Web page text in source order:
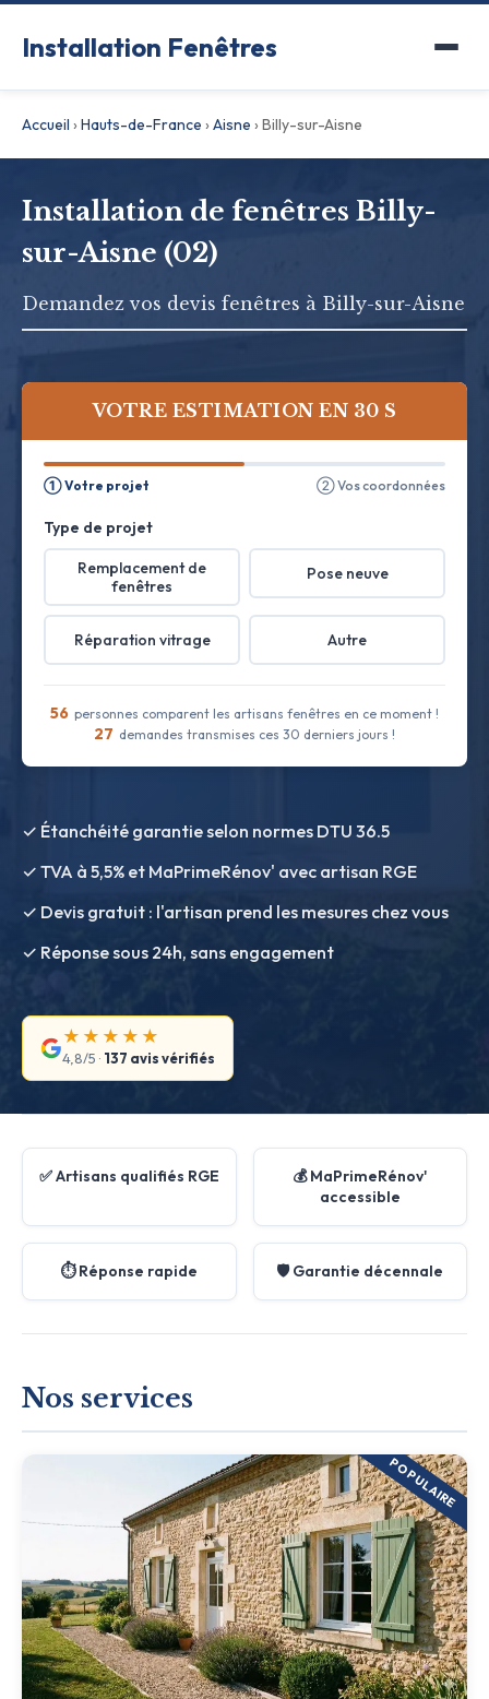
Installation Fenêtres
Accueil ›Hauts-de-France ›Aisne ›Billy-sur-Aisne
Installation de fenêtres Billy-
sur-Aisne (02)
Demandez vos devis fenêtres à Billy-sur-Aisne
VOTRE ESTIMATION EN 30 S
① Votre projet ② Vos coordonnées
Type de projet
Remplacement de
fenêtres
Pose neuve
Réparation vitrage Autre
56 personnes comparent les artisans fenêtres en ce moment !
27 demandes transmises ces 30 derniers jours !
✓ Étanchéité garantie selon normes DTU 36.5
✓ TVA à 5,5% et MaPrimeRénov' avec artisan RGE
✓ Devis gratuit : l'artisan prend les mesures chez vous
✓ Réponse sous 24h, sans engagement
★★★★★
4,8/5 · 137 avis vérifiés
✅ Artisans qualifiés RGE
💰 MaPrimeRénov'
accessible
⏱️ Réponse rapide 🛡️ Garantie décennale
Nos services
POPULAIRE